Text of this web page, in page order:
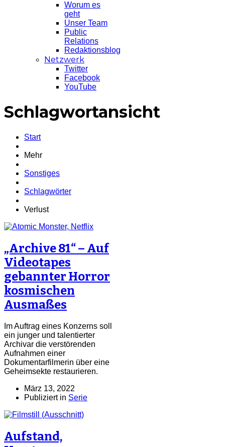
Worum es
geht
Unser Team
Public
Relations
Redaktionsblog
Netzwerk
Twitter
Facebook
YouTube
Schlagwortansicht
Start
Mehr
Sonstiges
Schlagwörter
Verlust
„Archive 81“ – Auf
Videotapes
gebannter Horror
kosmischen
Ausmaßes
Im Auftrag eines Konzerns soll
ein junger und talentierter
Archivar die verstörenden
Aufnahmen einer
Dokumentarfilmerin über eine
Geheimsekte restaurieren.
März 13, 2022
Publiziert in Serie
Aufstand,